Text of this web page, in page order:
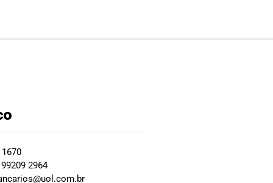
2964